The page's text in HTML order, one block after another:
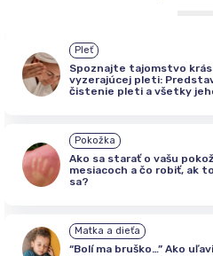
Pleť
Spoznajte tajomstvo
vyzerajúcej pleti:
čistenie pleti a všetky
Pokožka
Ako sa starať o vašu
mesiacoch a čo robiť, ak
sa?
Matka a dieťa
“Bolí ma bruško…” Ako